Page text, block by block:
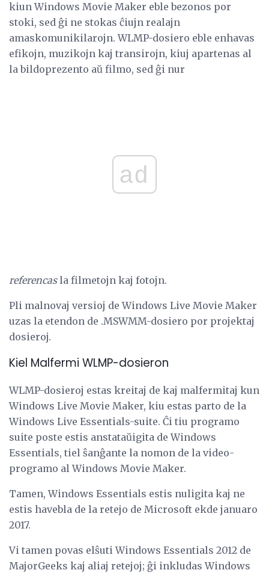
kiun Windows Movie Maker eble bezonos por
stoki, sed ĝi ne stokas ĉiujn realajn
amaskomunikilarojn. WLMP-dosiero eble enhavas
efikojn, muzikojn kaj transirojn, kiuj apartenas al
la bildoprezento aŭ filmo, sed ĝi nur
ad
referencasla filmetojn kaj fotojn.
Pli malnovaj versioj de Windows Live Movie Maker
uzas la etendon de .MSWMM-dosiero por projektaj
dosieroj.
Kiel Malfermi WLMP-dosieron
WLMP-dosieroj estas kreitaj de kaj malfermitaj kun
Windows Live Movie Maker, kiu estas parto de la
Windows Live Essentials-suite. Ĉi tiu programo
suite poste estis anstataŭigita de Windows
Essentials, tiel ŝanĝante la nomon de la video-
programo al Windows Movie Maker.
Tamen, Windows Essentials estis nuligita kaj ne
estis havebla de la retejo de Microsoft ekde januaro
2017.
Vi tamen povas elŝuti Windows Essentials 2012 de
MajorGeeks kaj aliaj retejoj; ĝi inkludas Windows